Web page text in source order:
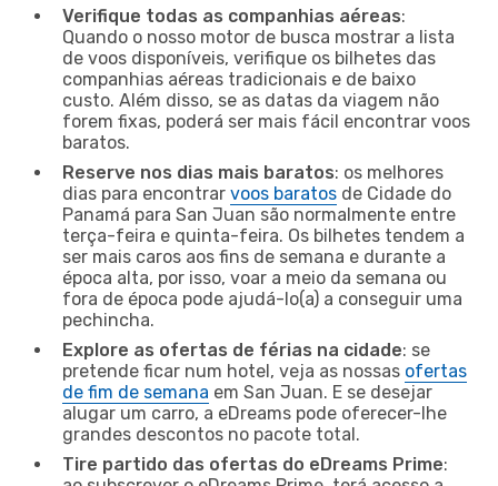
Verifique todas as companhias aéreas:
Quando o nosso motor de busca mostrar a lista
de voos disponíveis, verifique os bilhetes das
companhias aéreas tradicionais e de baixo
custo. Além disso, se as datas da viagem não
forem fixas, poderá ser mais fácil encontrar voos
baratos.
Reserve nos dias mais baratos: os melhores
dias para encontrar voos baratos de Cidade do
Panamá para San Juan são normalmente entre
terça-feira e quinta-feira. Os bilhetes tendem a
ser mais caros aos fins de semana e durante a
época alta, por isso, voar a meio da semana ou
fora de época pode ajudá-lo(a) a conseguir uma
pechincha.
Explore as ofertas de férias na cidade: se
pretende ficar num hotel, veja as nossas ofertas
de fim de semana em San Juan. E se desejar
alugar um carro, a eDreams pode oferecer-lhe
grandes descontos no pacote total.
Tire partido das ofertas do eDreams Prime: